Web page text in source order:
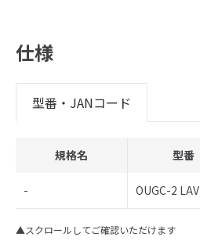
仕様
型番・JANコード
規格名 型番
- OUGC-2 LAV
▲スクロールしてご確認いただけます